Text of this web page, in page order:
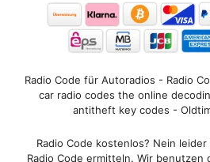
Radio Code für Autoradios - Radio
car radio codes the online
antitheft key codes -
Radio Code kostenlos? Nein
Radio Code ermitteln. Wir benutzen